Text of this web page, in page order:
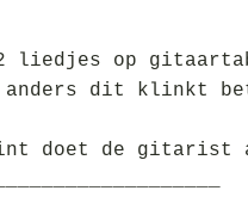
op
dit klinkt
doet de gitarist